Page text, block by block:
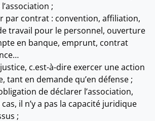
;
par contrat : convention, affiliation,
travail pour le personnel, ouverture
en banque, emprunt, contrat
c.est-à-dire exercer une action
tant en demande qu’en défense ;
de déclarer l’association,
il n’y a pas la capacité juridique
;